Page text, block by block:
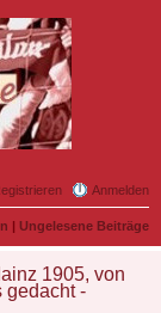
Anmelden
| Ungelesene Beiträge
1905, von
gedacht -